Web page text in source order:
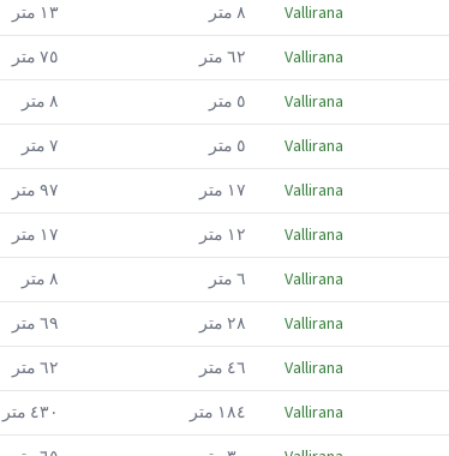
١٣ متر ٨ متر Vallirana
٧٥ متر ٦٢ متر Vallirana
٨ متر ٥ متر Vallirana
٧ متر ٥ متر Vallirana
٩٧ متر ١٧ متر Vallirana
١٧ متر ١٢ متر Vallirana
٨ متر ٦ متر Vallirana
٦٩ متر ٢٨ متر Vallirana
٦٢ متر ٤٦ متر Vallirana
٤٣٠ متر ١٨٤ متر Vallirana